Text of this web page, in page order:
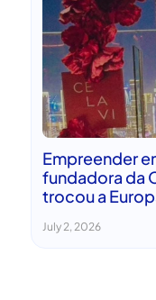
Empreender
fundadora da
trocou a
July 2, 2026